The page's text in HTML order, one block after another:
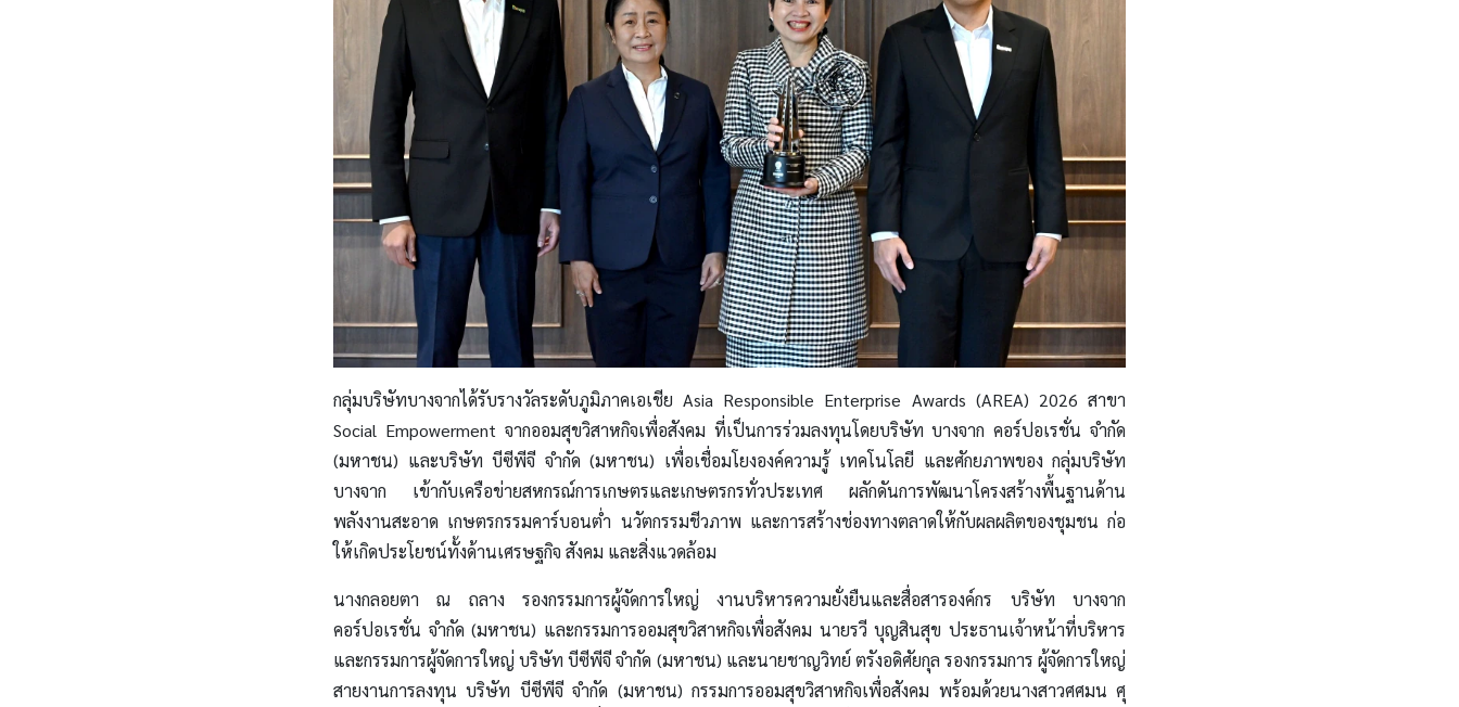
กลุ่มบริษัทบางจากได้รับรางวัลระดับภูมิภาคเอเชีย Asia Responsible Enterprise Awards (AREA) 2026 สาขา
Social Empowerment จากออมสุขวิสาหกิจเพื่อสังคม ที่เป็นการร่วมลงทุนโดยบริษัท บางจาก คอร์ปอเรชั่น จำกัด
(มหาชน) และบริษัท บีซีพีจี จำกัด (มหาชน) เพื่อเชื่อมโยงองค์ความรู้ เทคโนโลยี และศักยภาพของ กลุ่มบริษัท
บางจาก เข้ากับเครือข่ายสหกรณ์การเกษตรและเกษตรกรทั่วประเทศ ผลักดันการพัฒนาโครงสร้างพื้นฐานด้าน
พลังงานสะอาด เกษตรกรรมคาร์บอนต่ำ นวัตกรรมชีวภาพ และการสร้างช่องทางตลาดให้กับผลผลิตของชุมชน ก่อ
ให้เกิดประโยชน์ทั้งด้านเศรษฐกิจ สังคม และสิ่งแวดล้อม
นางกลอยตา ณ ถลาง รองกรรมการผู้จัดการใหญ่ งานบริหารความยั่งยืนและสื่อสารองค์กร บริษัท บางจาก
คอร์ปอเรชั่น จำกัด (มหาชน) และกรรมการออมสุขวิสาหกิจเพื่อสังคม นายรวี บุญสินสุข ประธานเจ้าหน้าที่บริหาร
และกรรมการผู้จัดการใหญ่ บริษัท บีซีพีจี จำกัด (มหาชน) และนายชาญวิทย์ ตรังอดิศัยกุล รองกรรมการ ผู้จัดการใหญ่
สายงานการลงทุน บริษัท บีซีพีจี จำกัด (มหาชน) กรรมการออมสุขวิสาหกิจเพื่อสังคม พร้อมด้วยนางสาวศศมน ศุ